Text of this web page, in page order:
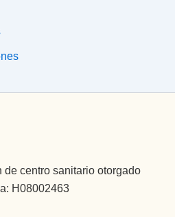
de centro sanitario otorgado
H08002463